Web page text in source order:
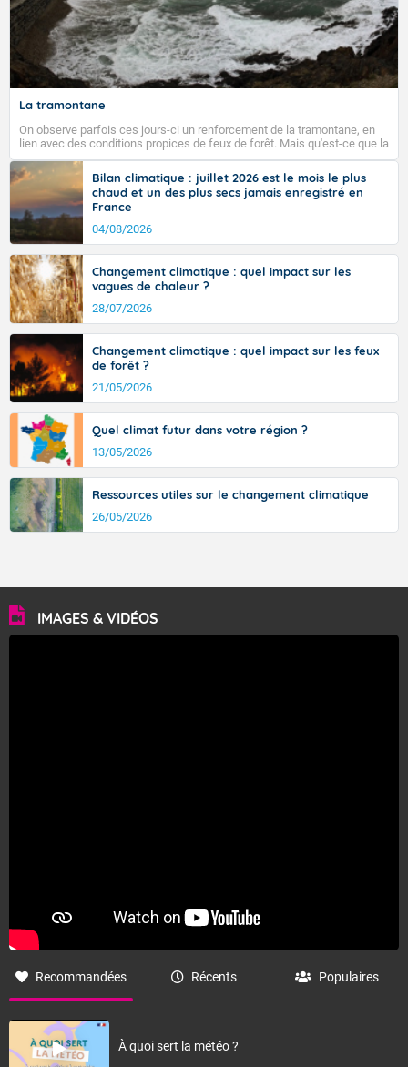
Fermer
La tramontane
On observe parfois ces jours-ci un renforcement de la tramontane, en
lien avec des conditions propices de feux de forêt. Mais qu'est-ce que la
tramontane ? Quelles sont ses caractéristiques ? La tramontane est un
vent turbulent soufflant de secteur nord-ouest à nord, ou ouest à nord-
ouest, dans un secteur qui part du Roussillon à la vallée de l’Aude et à
l’ouest de l’Hérault. L’étymologie de ce vent vient du latin trasmontanus,
signifiant au-delà des monts, en allusion aux régions montagneuses
d’où provient ce vent.
Bilan climatique : juillet 2026 est le mois le plus
chaud et un des plus secs jamais enregistré en
France
04/08/2026
Changement climatique : quel impact sur les
vagues de chaleur ?
28/07/2026
Changement climatique : quel impact sur les feux
de forêt ?
21/05/2026
Quel climat futur dans votre région ?
13/05/2026
Ressources utiles sur le changement climatique
26/05/2026
IMAGES & VIDÉOS
Recommandées Récents Populaires
À quoi sert la météo ?